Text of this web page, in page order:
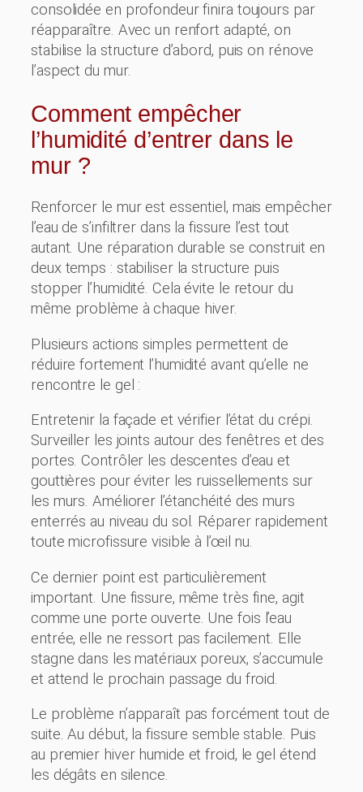
consolidée en profondeur finira toujours par
réapparaître. Avec un renfort adapté, on
stabilise la structure d’abord, puis on rénove
l’aspect du mur.
Comment empêcher
l’humidité d’entrer dans le
mur ?
Renforcer le mur est essentiel, mais empêcher
l’eau de s’infiltrer dans la fissure l’est tout
autant. Une réparation durable se construit en
deux temps : stabiliser la structure puis
stopper l’humidité. Cela évite le retour du
même problème à chaque hiver.
Plusieurs actions simples permettent de
réduire fortement l’humidité avant qu’elle ne
rencontre le gel :
Entretenir la façade et vérifier l’état du crépi.
Surveiller les joints autour des fenêtres et des
portes. Contrôler les descentes d’eau et
gouttières pour éviter les ruissellements sur
les murs. Améliorer l’étanchéité des murs
enterrés au niveau du sol. Réparer rapidement
toute microfissure visible à l’œil nu.
Ce dernier point est particulièrement
important. Une fissure, même très fine, agit
comme une porte ouverte. Une fois l’eau
entrée, elle ne ressort pas facilement. Elle
stagne dans les matériaux poreux, s’accumule
et attend le prochain passage du froid.
Le problème n’apparaît pas forcément tout de
suite. Au début, la fissure semble stable. Puis
au premier hiver humide et froid, le gel étend
les dégâts en silence.